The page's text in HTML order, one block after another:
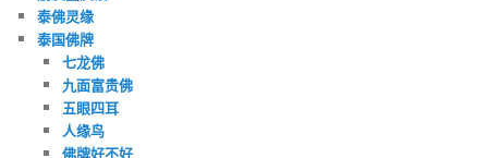
泰佛灵缘
泰国佛牌
七龙佛
九面富贵佛
五眼四耳
人缘鸟
佛牌好不好